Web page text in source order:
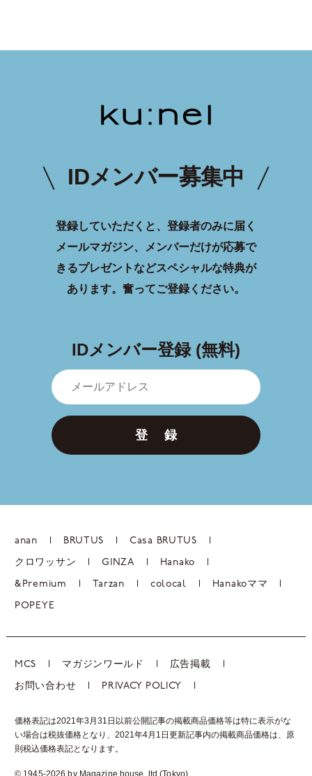
IDメンバー募集中
登録していただくと、登録者のみに届く
メールマガジン、メンバーだけが応募で
きるプレゼントなどスペシャルな特典が
あります。 奮ってご登録ください。
IDメンバー登録 (無料)
登 録
anan BRUTUS Casa BRUTUS
クロワッサン GINZA Hanako
&Premium Tarzan colocal Hanakoママ
POPEYE
MCS マガジンワールド 広告掲載
お問い合わせ PRIVACY POLICY
価格表記は2021年3月31日以前公開記事の掲載商品価格等は特に表示がな
い場合は税抜価格となり、2021年4月1日更新記事内の掲載商品価格は、 原
則税込価格表記となります。
© 1945-2026 by Magazine house, ltd.(Tokyo)